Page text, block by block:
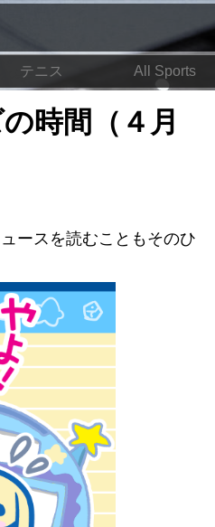
テニス All Sports
時間（４月
ースを読むこともそのひ